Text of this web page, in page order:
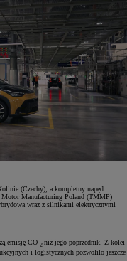
(Czechy), a kompletny napęd
Motor Manufacturing Poland (TMMP)
wraz z silnikami elektrycznymi
emisję CO 2 niż jego poprzednik. Z kolei
i logistycznych pozwoliło jeszcze